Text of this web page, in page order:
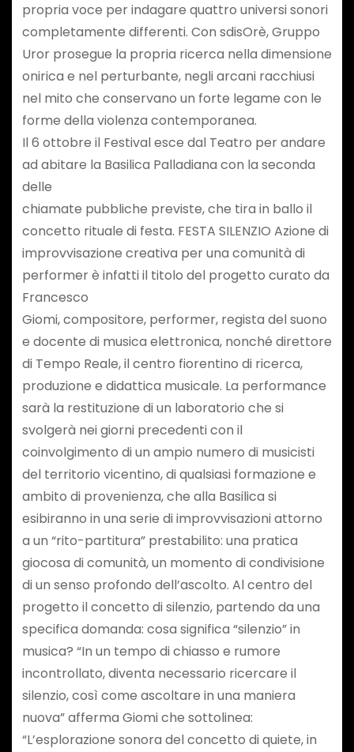
propria voce per indagare quattro universi sonori
completamente differenti. Con sdisOrè, Gruppo
Uror prosegue la propria ricerca nella dimensione
onirica e nel perturbante, negli arcani racchiusi
nel mito che conservano un forte legame con le
forme della violenza contemporanea.
Il 6 ottobre il Festival esce dal Teatro per andare
ad abitare la Basilica Palladiana con la seconda
delle
chiamate pubbliche previste, che tira in ballo il
concetto rituale di festa. FESTA SILENZIO Azione di
improvvisazione creativa per una comunità di
performer è infatti il titolo del progetto curato da
Francesco
Giomi, compositore, performer, regista del suono
e docente di musica elettronica, nonché direttore
di Tempo Reale, il centro fiorentino di ricerca,
produzione e didattica musicale. La performance
sarà la restituzione di un laboratorio che si
svolgerà nei giorni precedenti con il
coinvolgimento di un ampio numero di musicisti
del territorio vicentino, di qualsiasi formazione e
ambito di provenienza, che alla Basilica si
esibiranno in una serie di improvvisazioni attorno
a un “rito-partitura” prestabilito: una pratica
giocosa di comunità, un momento di condivisione
di un senso profondo dell’ascolto. Al centro del
progetto il concetto di silenzio, partendo da una
specifica domanda: cosa significa “silenzio” in
musica? “In un tempo di chiasso e rumore
incontrollato, diventa necessario ricercare il
silenzio, così come ascoltare in una maniera
nuova” afferma Giomi che sottolinea:
“L’esplorazione sonora del concetto di quiete, in